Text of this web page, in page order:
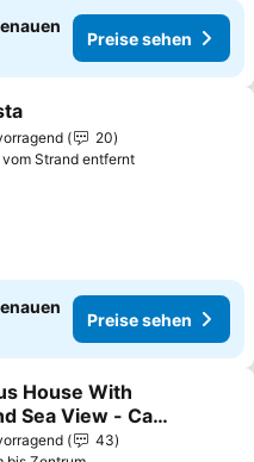
Preise sehen
hinzufügen
20
Strand entfernt
Preise sehen
hinzufügen
House With
Sea View - Casa
De La Marina
43